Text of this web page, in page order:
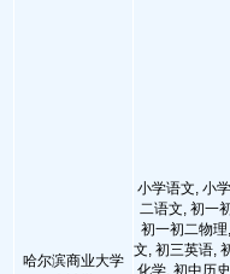
哈尔滨商业大学
小学语文, 小
二语文, 初一
初一初二物
文, 初三英语,
化学, 初中历